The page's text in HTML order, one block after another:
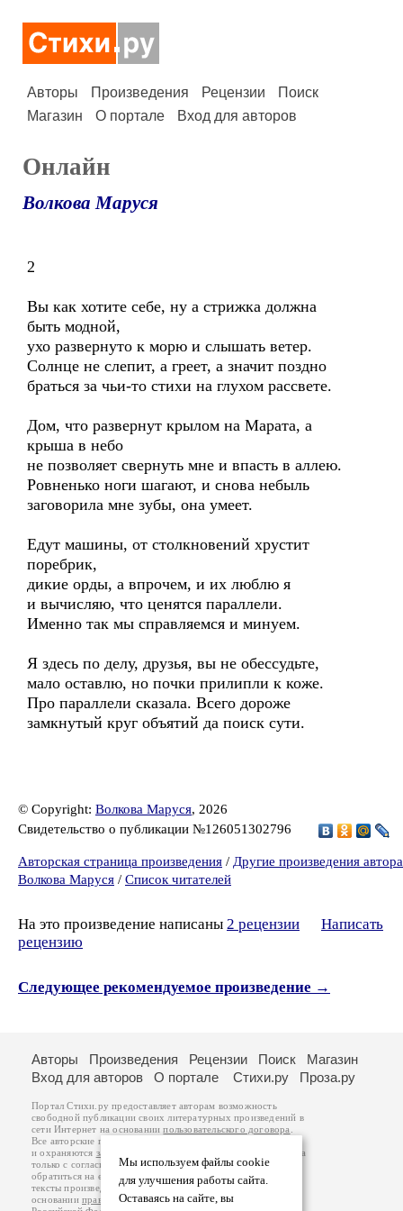
Авторы Произведения Рецензии
Поиск
Магазин
О портале Вход для авторов
Онлайн
Волкова Маруся
2
Вы как хотите себе, ну а стрижка должна
быть модной,
ухо развернуто к морю и слышать ветер.
Солнце не слепит, а греет, а значит поздно
браться за чьи-то стихи на глухом рассвете.
Дом, что развернут крылом на Марата, а
крыша в небо
не позволяет свернуть мне и впасть в аллею.
Ровненько ноги шагают, и снова небыль
заговорила мне зубы, она умеет.
Едут машины, от столкновений хрустит
поребрик,
дикие орды, а впрочем, и их люблю я
и вычисляю, что ценятся параллели.
Именно так мы справляемся и минуем.
Я здесь по делу, друзья, вы не обессудьте,
мало оставлю, но почки прилипли к коже.
Про параллели сказала. Всего дороже
замкнутый круг объятий да поиск сути.
© Copyright: Волкова Маруся, 2026
Свидетельство о публикации №126051302796
Авторская страница произведения / Другие произведения автора
Волкова Маруся / Список читателей
На это произведение написаны 2 рецензии
Написать
рецензию
Следующее рекомендуемое произведение →
Мы используем файлы cookie
для улучшения работы сайта.
Оставаясь на сайте, вы
Авторы Произведения Рецензии Поиск
Магазин
Вход для авторов
О портале Стихи.ру Проза.ру
Портал Стихи.ру предоставляет авторам возможность
свободной публикации своих литературных произведений в
сети Интернет на основаниипользовательского договора
Все авторские права на произведения принадлежат авторам
и охраняются законом
. Перепечатка произведений возможна
только с согласия его автора, к которому вы можете
обратиться на его авторской странице. Ответственность за
тексты произведений авторы несут самостоятельно на
основанииправил публикацииизаконодательства